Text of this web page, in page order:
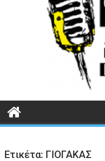
Ετικέτα: ΓΙΟΓΑΚΑΣ